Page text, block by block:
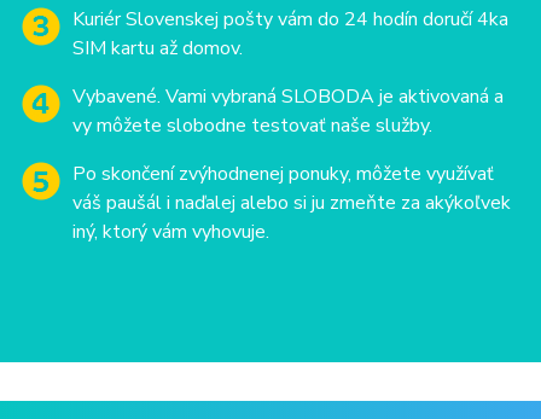
Kuriér Slovenskej pošty vám do 24 hodín doručí 4ka
SIM kartu až domov.
Vybavené. Vami vybraná SLOBODA je aktivovaná a
vy môžete slobodne testovať naše služby.
Po skončení zvýhodnenej ponuky, môžete využívať
váš paušál i naďalej alebo si ju zmeňte za akýkoľvek
iný, ktorý vám vyhovuje.